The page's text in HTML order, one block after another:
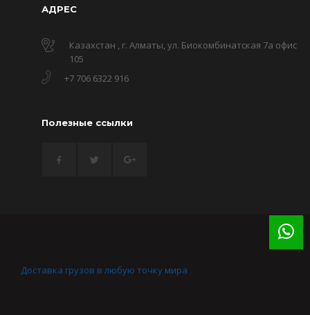
АДРЕС
Казахстан , г. Алматы, ул. Биокомбинатская 7а офис
105
+7 706 6322 916
Полезные ссылки
Доставка грузов в любую точку мира